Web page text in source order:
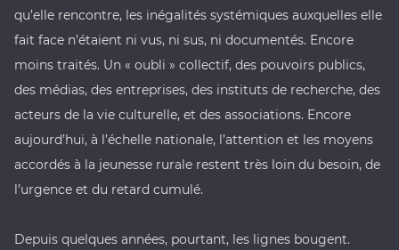
qu’elle rencontre, les inégalités systémiques auxquelles elle
fait face n’étaient ni vus, ni sus, ni documentés. Encore
moins traités. Un « oubli » collectif, des pouvoirs publics,
des médias, des entreprises, des instituts de recherche, des
acteurs de la vie culturelle, et des associations. Encore
aujourd’hui, à l’échelle nationale, l’attention et les moyens
accordés à la jeunesse rurale restent très loin du besoin, de
l’urgence et du retard cumulé.
Depuis quelques années, pourtant, les lignes bougent.